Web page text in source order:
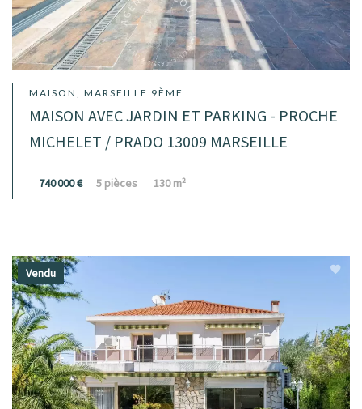
MAISON, MARSEILLE 9ÈME
MAISON AVEC JARDIN ET PARKING - PROCHE
MICHELET / PRADO 13009 MARSEILLE
740 000 € 5 pièces 130 m²
Vendu